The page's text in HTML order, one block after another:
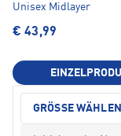
Unisex Midlayer
€ 43,99
GRÖSSE WÄHLEN